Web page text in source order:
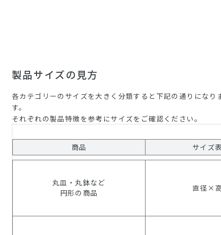
製品サイズの見方
各カテゴリーのサイズを大きく分類すると下記の通りになり
す。
それぞれの製品特徴を参考にサイズをご確認ください。
商品 サイズ
丸皿・丸鉢など
円形の商品
直径×